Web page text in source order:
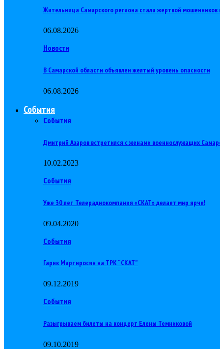
Жительница Самарского региона стала жертвой мошенников
06.08.2026
Новости
В Самарской области объявлен желтый уровень опасности
06.08.2026
События
События
Дмитрий Азаров встретился с женами военнослужащих
10.02.2023
События
Уже 30 лет Телерадиокомпания «СКАТ» делает мир ярче!
09.04.2020
События
Гарик Мартиросян на ТРК “СКАТ”
09.12.2019
События
Разыгрываем билеты на концерт Елены Темниковой
09.10.2019